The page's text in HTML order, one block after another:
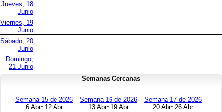
Jueves, 18
Junio
Viernes, 19
Junio
Sábado, 20
Junio
Domingo,
21 Junio
Semanas Cercanas
Semana 15 de 2026
6 Abr~12 Abr
Semana 16 de 2026
13 Abr~19 Abr
Semana 17 de 2026
20 Abr~26 Abr